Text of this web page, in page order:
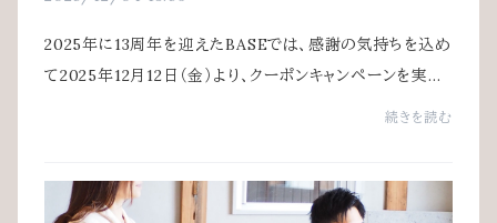
2025年に13周年を迎えたBASEでは、感謝の気持ちを込め
て2025年12月12日（金）より、クーポンキャンペーンを実施
します。クーポンコード2512base※クーポンは何度でも（=
続きを読む